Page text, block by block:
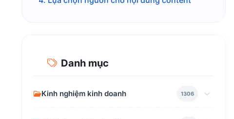
Danh mục
Kinh nghiệm kinh doanh 1306